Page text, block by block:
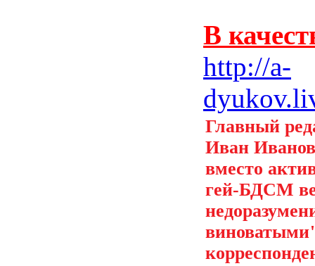
В
http://a-
Главный
Иван
вместо
гей-БДСМ